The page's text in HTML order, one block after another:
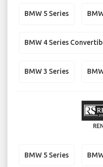
BMW 5 Series
BMW 4 Series
BMW 3 Series
BMW 5 Series